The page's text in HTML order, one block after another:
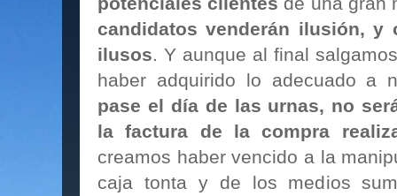
candidatos venderán ilusión, y
ilusos. Y aunque al final
haber adquirido lo adecuado a
pase el día de las urnas, no
la factura de la compra
creamos haber vencido a la
caja tonta y de los medios